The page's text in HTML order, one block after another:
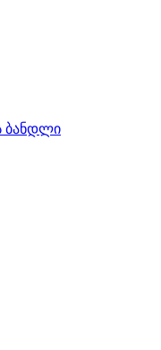
ბანდლი